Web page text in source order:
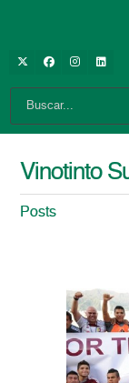
Vinotinto
Posts